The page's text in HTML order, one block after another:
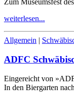
Zum Museumsfest
weiterlesen...
Allgemein |
ADFC
Eingereicht von
In den Biergarten